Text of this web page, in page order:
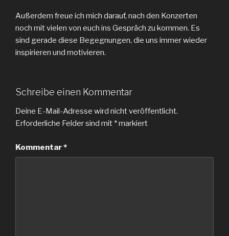
Außerdem freue ich mich darauf, nach den Konzerten
noch mit vielen von euch ins Gespräch zu kommen. Es
sind gerade diese Begegnungen, die uns immer wieder
inspirieren und motivieren.
Schreibe einen Kommentar
Deine E-Mail-Adresse wird nicht veröffentlicht.
Erforderliche Felder sind mit *markiert
Kommentar*